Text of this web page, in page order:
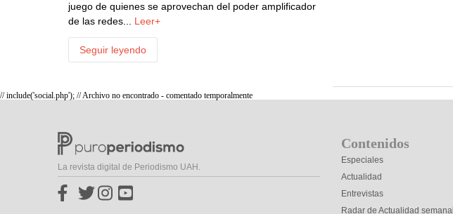
juego de quienes se aprovechan del poder amplificador
de las redes... Leer+
Seguir leyendo
// include('social.php'); // Archivo no encontrado - comentado temporalmente
La revista digital de Periodismo UAH.
Contenidos
Especiales
Actualidad
Entrevistas
Radar de Actualidad semanal